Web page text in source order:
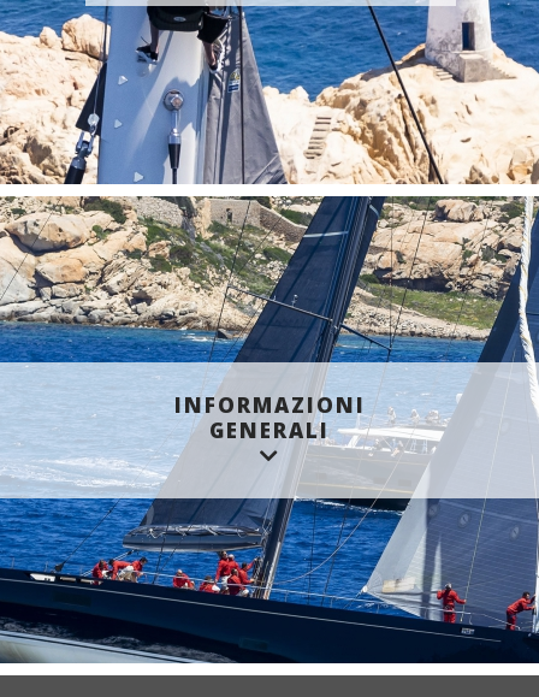
INFORMAZIONI
GENERALI